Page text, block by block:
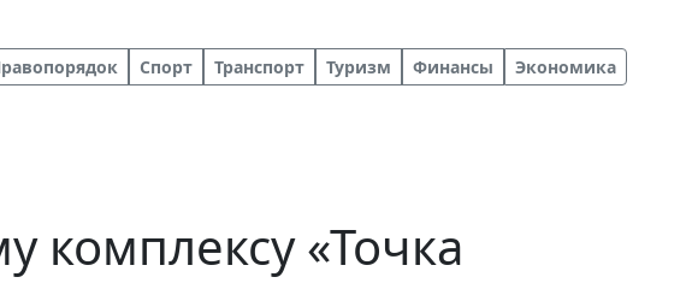
Спорт Транспорт Туризм Финансы
Экономика
комплексу «Точка